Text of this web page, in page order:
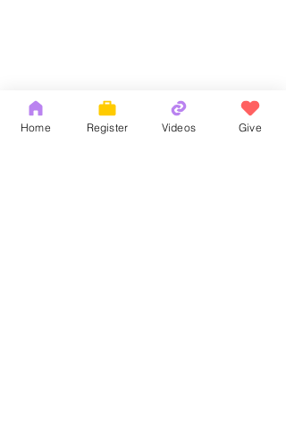
Home Register Videos Give